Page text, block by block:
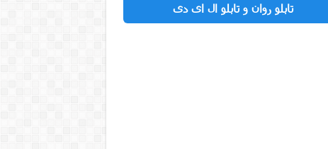
تابلو روان و تابلو ال ای دی